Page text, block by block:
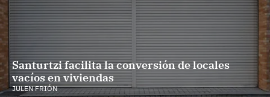
Santurtzi facilita la conversión de locales
vacíos en viviendas
JULEN FRIÓN